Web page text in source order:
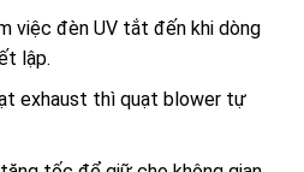
việc đèn UV tắt đến khi dòng
lập.
exhaust thì quạt blower tự